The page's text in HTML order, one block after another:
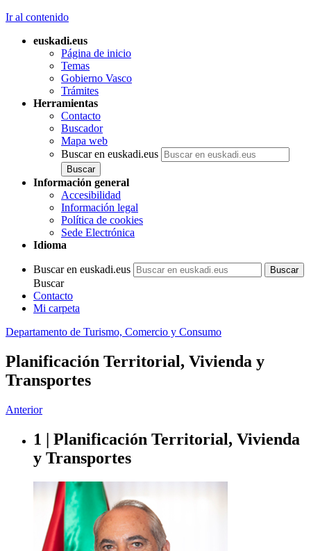
Ir al contenido
euskadi.eus
Página de inicio
Temas
Gobierno Vasco
Trámites
Herramientas
Contacto
Buscador
Mapa web
Buscar en euskadi.eus
Información general
Accesibilidad
Información legal
Política de cookies
Sede Electrónica
Idioma
Buscar en euskadi.eus
Buscar
Contacto
Mi carpeta
Departamento de Turismo, Comercio y Consumo
Planificación Territorial, Vivienda y
Transportes
Anterior
1 | Planificación Territorial, Vivienda
y Transportes